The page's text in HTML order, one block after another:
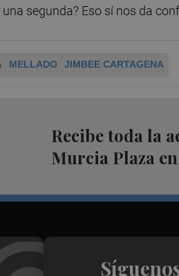
segunda? Eso sí nos da
MELLADO JIMBEE CARTAGENA
Recibe toda la
Murcia Plaza